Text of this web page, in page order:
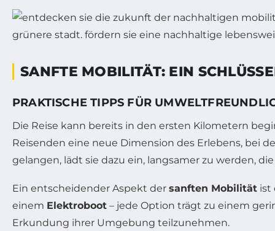
SANFTE MOBILITÄT: EIN
PRAKTISCHE TIPPS FÜR
Die Reise kann bereits in den ersten Kilometern
Reisenden eine neue Dimension des Erlebens, bei
gelangen, lädt sie dazu ein, langsamer zu werden,
Ein entscheidender Aspekt der sanften Mobilität ist
einem Elektroboot – jede Option trägt zu einem
Erkundung ihrer Umgebung teilzunehmen.